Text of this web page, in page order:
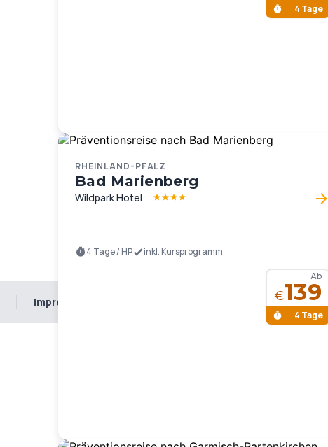
4 Tage
Ab
€139
4 Tage
RHEINLAND-PFALZ
Bad Marienberg
Wildpark Hotel
4 Tage / HP inkl. Kursprogramm
Impressum